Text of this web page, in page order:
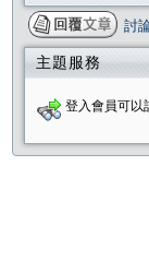
討
主題服務
登入會員可以